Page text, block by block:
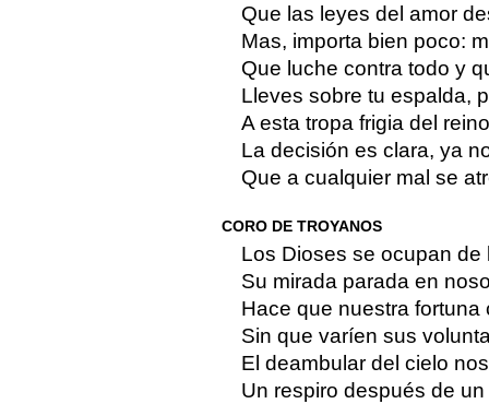
Que las leyes del amor
Mas, importa bien poco:
Que luche contra todo y
Lleves sobre tu espalda,
A esta tropa frigia del
La decisión es clara, ya
Que a cualquier mal se
CORO DE TROYANOS
Los Dioses se ocupan de
Su mirada parada en
Hace que nuestra fortuna
Sin que varíen sus
El deambular del cielo
Un respiro después de